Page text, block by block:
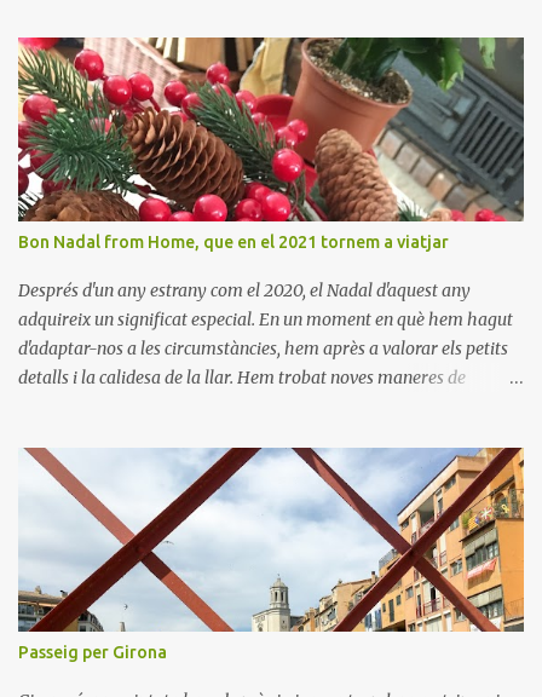
cultura navarresa i gaudir de la tranquil·litat d'un poble que
conserva el seu encant tradicional. Us animem a descobrir aquest
meravellós lloc i a deixar-vos captivar per la seva bellesa!
Bon Nadal from Home, que en el 2021 tornem a viatjar
Després d'un any estrany com el 2020, el Nadal d'aquest any
adquireix un significat especial. En un moment en què hem hagut
d'adaptar-nos a les circumstàncies, hem après a valorar els petits
detalls i la calidesa de la llar. Hem trobat noves maneres de
tornar a descobrir nous llocs i viure noves experiències. Desitgem
que aquest Nadal us porti pau, amor i moments inoblidables. Bon
Nadal i un pròsper Any Nou!
Passeig per Girona